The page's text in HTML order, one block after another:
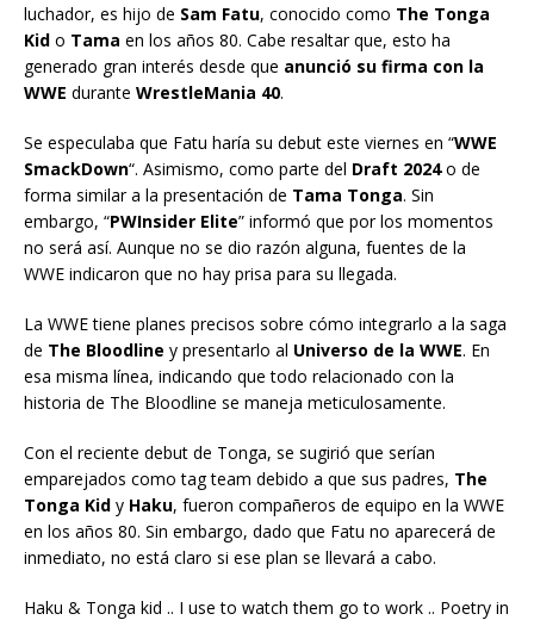
luchador, es hijo de Sam Fatu, conocido como The Tonga
Kid o Tama en los años 80. Cabe resaltar que, esto ha
generado gran interés desde que anunció su firma con la
WWE durante WrestleMania 40.
Se especulaba que Fatu haría su debut este viernes en “WWE
SmackDown“. Asimismo, como parte del Draft 2024o de
forma similar a la presentación de Tama Tonga. Sin
embargo, “PWInsider Elite” informó que por los momentos
no será así. Aunque no se dio razón alguna, fuentes de la
WWE indicaron que no hay prisa para su llegada.
La WWE tiene planes precisos sobre cómo integrarlo a la saga
de The Bloodline y presentarlo al Universo de la WWE. En
esa misma línea, indicando que todo relacionado con la
historia de The Bloodline se maneja meticulosamente.
Con el reciente debut de Tonga, se sugirió que serían
emparejados como tag team debido a que sus padres, The
Tonga Kid y Haku, fueron compañeros de equipo en la WWE
en los años 80. Sin embargo, dado que Fatu no aparecerá de
inmediato, no está claro si ese plan se llevará a cabo.
Haku & Tonga kid .. I use to watch them go to work .. Poetry in